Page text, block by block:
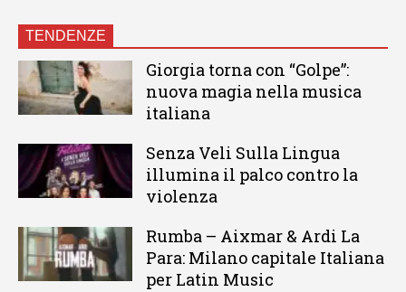
TENDENZE
Giorgia torna con “Golpe”:
nuova magia nella musica
italiana
Senza Veli Sulla Lingua
illumina il palco contro la
violenza
Rumba – Aixmar & Ardi La
Para: Milano capitale Italiana
per Latin Music